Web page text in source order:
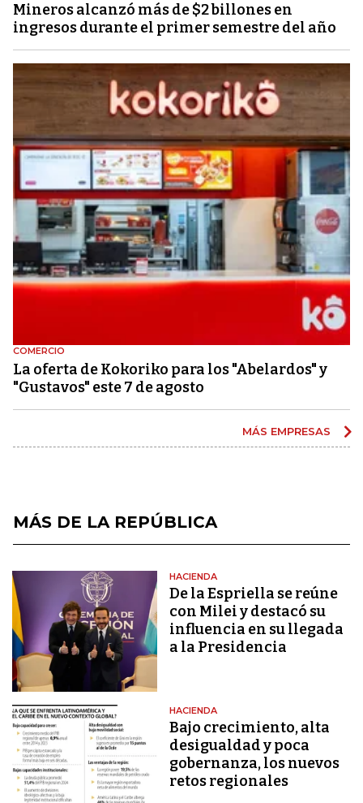
Mineros alcanzó más de $2 billones en
ingresos durante el primer semestre del año
COMERCIO
La oferta de Kokoriko para los "Abelardos" y
"Gustavos" este 7 de agosto
MÁS EMPRESAS
MÁS DE LA REPÚBLICA
HACIENDA
De la Espriella se reúne
con Milei y destacó su
influencia en su llegada
a la Presidencia
HACIENDA
Bajo crecimiento, alta
desigualdad y poca
gobernanza, los nuevos
retos regionales